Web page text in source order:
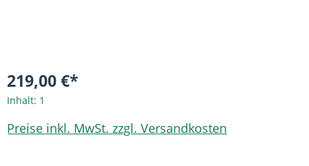
219,00 €*
Inhalt: 1
Preise inkl. MwSt. zzgl. Versandkosten